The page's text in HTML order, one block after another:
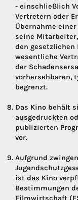
- einschließlich
Vertretern oder
Übernahme
seine
den gesetzlichen
wesentliche
der
vorhersehbaren,
begrenzt.
Das Kino behält
ausgedruckten
publizierten
vor.
Aufgrund
ist das Kino
Bestimmungen
Filmwirtschaft